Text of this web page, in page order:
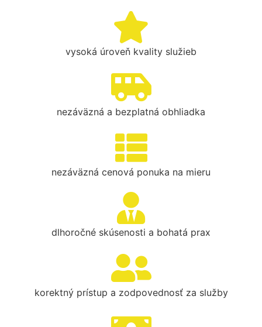
vysoká úroveň kvality služieb
nezáväzná a bezplatná obhliadka
nezáväzná cenová ponuka na mieru
dlhoročné skúsenosti a bohatá prax
korektný prístup a zodpovednosť za služby